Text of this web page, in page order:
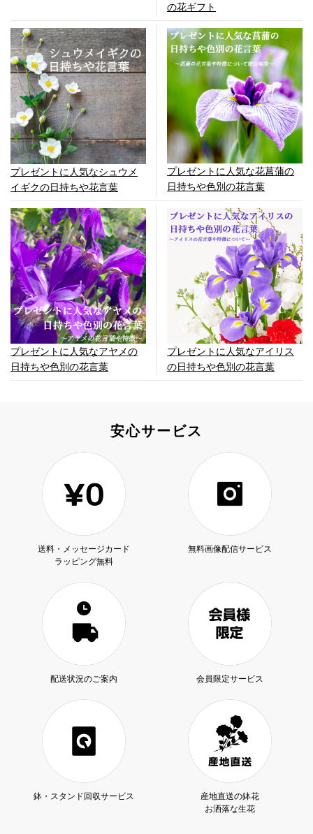
の花ギフト
プレゼントに人気なシュウメ
イギクの日持ちや花言葉
プレゼントに人気な花菖蒲の
日持ちや色別の花言葉
プレゼントに人気なアヤメの
日持ちや色別の花言葉
プレゼントに人気なアイリス
の日持ちや色別の花言葉
安心サービス
送料・メッセージカード
ラッピング無料
無料画像配信サービス
配送状況のご案内 会員限定サービス
鉢・スタンド回収サービス
産地直送の鉢花
お洒落な生花